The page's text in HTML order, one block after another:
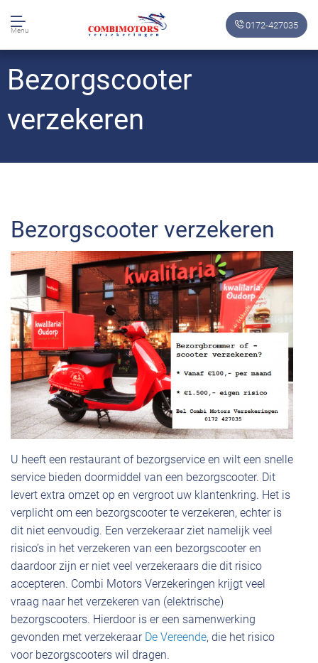
Menu 0172-427035
Bezorgscooter
verzekeren
Bezorgscooter verzekeren
U heeft een restaurant of bezorgservice en wilt een snelle
service bieden doormiddel van een bezorgscooter. Dit
levert extra omzet op en vergroot uw klantenkring. Het is
verplicht om een bezorgscooter te verzekeren, echter is
dit niet eenvoudig. Een verzekeraar ziet namelijk veel
risico’s in het verzekeren van een bezorgscooter en
daardoor zijn er niet veel verzekeraars die dit risico
accepteren. Combi Motors Verzekeringen krijgt veel
vraag naar het verzekeren van (elektrische)
bezorgscooters. Hierdoor is er een samenwerking
gevonden met verzekeraar De Vereende, die het risico
voor bezorgscooters wil dragen.